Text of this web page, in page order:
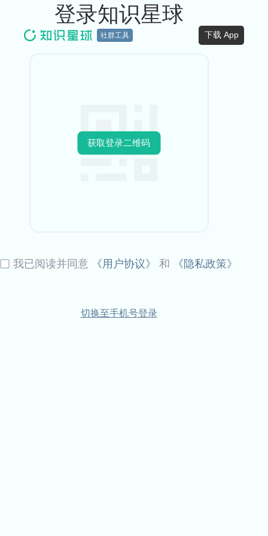
社群工具 下载 App
登录知识星球
获取登录二维码
我已阅读并同意 《用户协议》 和 《隐私政策》
切换至手机号登录